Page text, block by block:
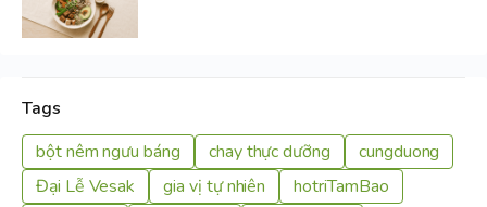
Tags
bột nêm ngưu báng
chay thực dưỡng
cungduong
Đại Lễ Vesak
gia vị tự nhiên
hotriTamBao